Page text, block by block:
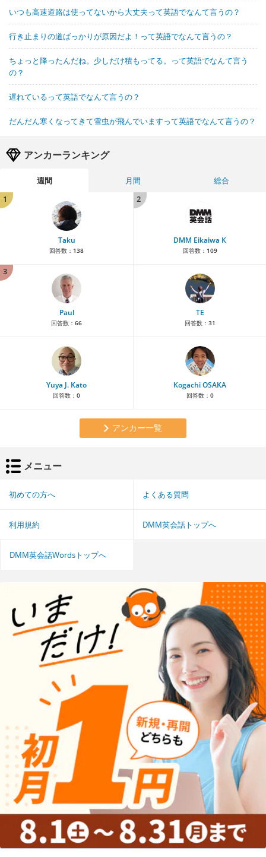
いつも高速道路は使ってないから大丈夫って英語でなんて言うの？
行き止まりの道ばっかりが原因だよ！って英語でなんて言うの？
ちょっと降ったんだね。少しだけ積もってる。って英語でなんて言う
の？
遅れているって英語でなんて言うの？
だんだん寒くなってきて雪虫が飛んでいますって英語でなんて言うの？
アンカーランキング
週間 月間
総合
1
Taku
回答数： 138
2
DMM Eikaiwa K
回答数： 109
3
Paul
回答数： 66
TE
回答数： 31
Yuya J. Kato
回答数： 0
Kogachi OSAKA
回答数： 0
アンカー一覧
メニュー
初めての方へ よくある質問
利用規約 DMM英会話トップへ
DMM英会話Wordsトップへ